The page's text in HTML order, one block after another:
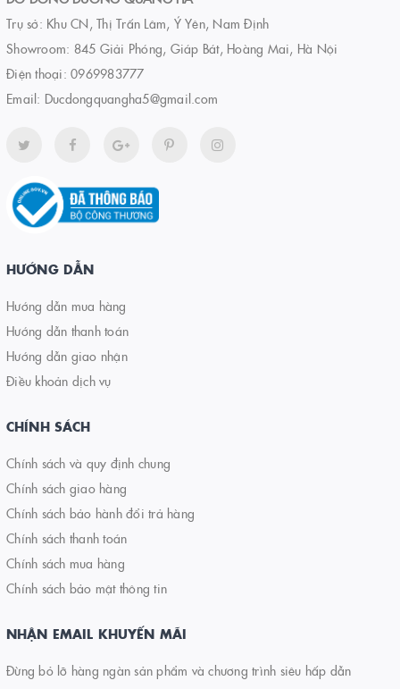
Trụ sở: Khu CN, Thị Trấn Lâm, Ý Yên, Nam Định
Showroom: 845 Giải Phóng, Giáp Bát, Hoàng Mai, Hà Nội
Điện thoại: 0969983777
Email: Ducdongquangha5@gmail.com
HƯỚNG DẪN
Hướng dẫn mua hàng
Hướng dẫn thanh toán
Hướng dẫn giao nhận
Điều khoản dịch vụ
CHÍNH SÁCH
Chính sách và quy định chung
Chính sách giao hàng
Chính sách bảo hành đổi trả hàng
Chính sách thanh toán
Chính sách mua hàng
Chính sách bảo mật thông tin
NHẬN EMAIL KHUYẾN MÃI
Đừng bỏ lỡ hàng ngàn sản phẩm và chương trình siêu hấp dẫn